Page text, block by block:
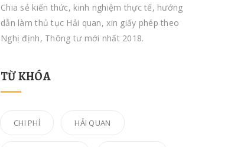
Chia sẻ kiến thức, kinh nghiệm thực tế, hướng
dẫn làm thủ tục Hải quan, xin giấy phép theo
Nghị định, Thông tư mới nhất 2018.
TỪ KHÓA
CHI PHÍ HẢI QUAN